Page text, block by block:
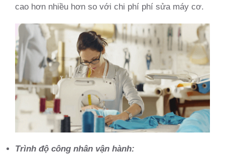
cao hơn nhiều hơn so với chi phí phí sửa máy cơ.
Trình độ công nhân vận hành: